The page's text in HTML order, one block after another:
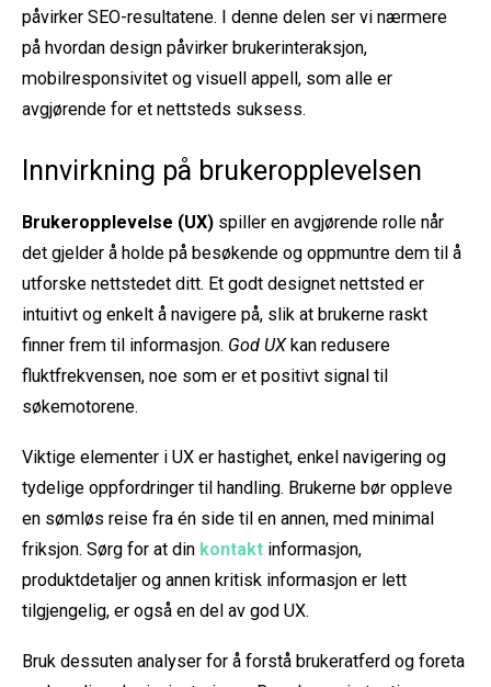
påvirker SEO-resultatene. I denne delen ser vi nærmere
på hvordan design påvirker brukerinteraksjon,
mobilresponsivitet og visuell appell, som alle er
avgjørende for et nettsteds suksess.
Innvirkning på brukeropplevelsen
Brukeropplevelse (UX) spiller en avgjørende rolle når
det gjelder å holde på besøkende og oppmuntre dem til å
utforske nettstedet ditt. Et godt designet nettsted er
intuitivt og enkelt å navigere på, slik at brukerne raskt
finner frem til informasjon. God UXkan redusere
fluktfrekvensen, noe som er et positivt signal til
søkemotorene.
Viktige elementer i UX er hastighet, enkel navigering og
tydelige oppfordringer til handling. Brukerne bør oppleve
en sømløs reise fra én side til en annen, med minimal
friksjon. Sørg for at din kontakt informasjon,
produktdetaljer og annen kritisk informasjon er lett
tilgjengelig, er også en del av god UX.
Bruk dessuten analyser for å forstå brukeratferd og foreta